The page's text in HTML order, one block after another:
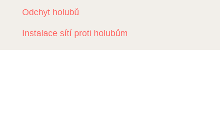
Odchyt holubů
Instalace sítí proti holubům